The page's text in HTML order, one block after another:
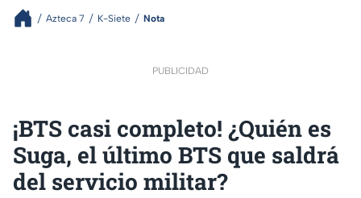
Azteca 7 K-Siete Nota
PUBLICIDAD
¡BTS casi completo! ¿Quién es
Suga, el último BTS que saldrá
del servicio militar?